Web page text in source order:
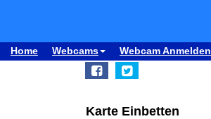
Home Webcams Webcam Anmelden
Karte Einbetten